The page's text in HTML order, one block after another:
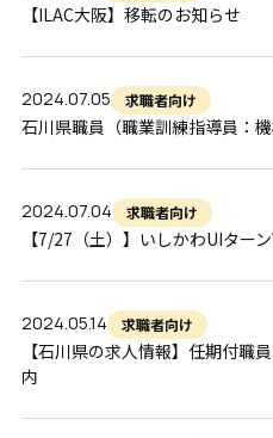
【ILAC大阪】移転のお知らせ
2024.07.05 求職者向け
石川県職員（職業訓練指導員：
2024.07.04 求職者向け
【7/27（土）】いしかわUIター
2024.05.14 求職者向け
【石川県の求人情報】任期付職
内